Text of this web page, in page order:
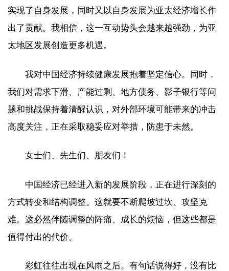
实现了自身发展，同时又以自身发展为亚太经济增长作
出了贡献。我相信，这一互动势头会越来越强劲，为亚
太地区发展创造更多机遇。
我对中国经济持续健康发展抱着坚定信心。同时，
我们对需求下滑、产能过剩、地方债务、影子银行等问
题和挑战保持着清醒认识，对外部环境可能带来的冲击
高度关注，正在采取稳妥应对举措，防患于未然。
女士们、先生们、朋友们！
中国经济已经进入新的发展阶段，正在进行深刻的
方式转变和结构调整。这就要不断爬坡过坎、攻坚克
难。这必然伴随调整的阵痛、成长的烦恼，但这些都是
值得付出的代价。
彩虹往往出现在风雨之后。有句话说得好，没有比